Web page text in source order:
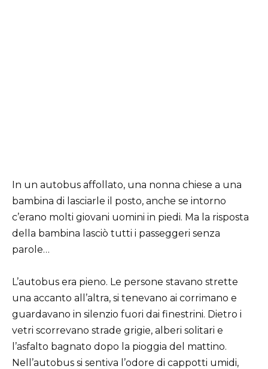
In un autobus affollato, una nonna chiese a una
bambina di lasciarle il posto, anche se intorno
c’erano molti giovani uomini in piedi. Ma la risposta
della bambina lasciò tutti i passeggeri senza
parole…
L’autobus era pieno. Le persone stavano strette
una accanto all’altra, si tenevano ai corrimano e
guardavano in silenzio fuori dai finestrini. Dietro i
vetri scorrevano strade grigie, alberi solitari e
l’asfalto bagnato dopo la pioggia del mattino.
Nell’autobus si sentiva l’odore di cappotti umidi,